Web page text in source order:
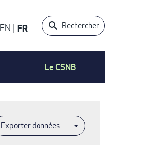
EN FR Rechercher
Le CSNB
Exporter données